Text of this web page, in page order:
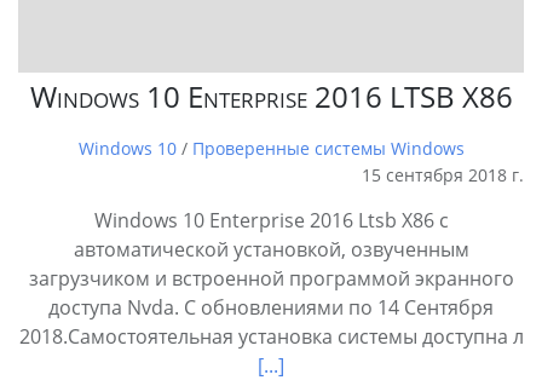
Windows 10 Enterprise 2016 LTSB X86
Windows 10/ Проверенные системы Windows
15 сентября 2018 г.
Windows 10 Enterprise 2016 Ltsb X86 с
автоматической установкой, озвученным
загрузчиком и встроенной программой экранного
доступа Nvda. С обновлениями по 14 Сентября
2018.Самостоятельная установка системы доступна л
[...]